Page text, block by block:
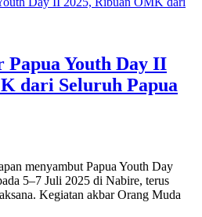
Papua Youth Day II
dari Seluruh Papua
menyambut Papua Youth Day
5–7 Juli 2025 di Nabire, terus
Kegiatan akbar Orang Muda